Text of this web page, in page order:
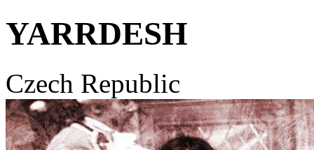
YARRDESH
Czech Republic